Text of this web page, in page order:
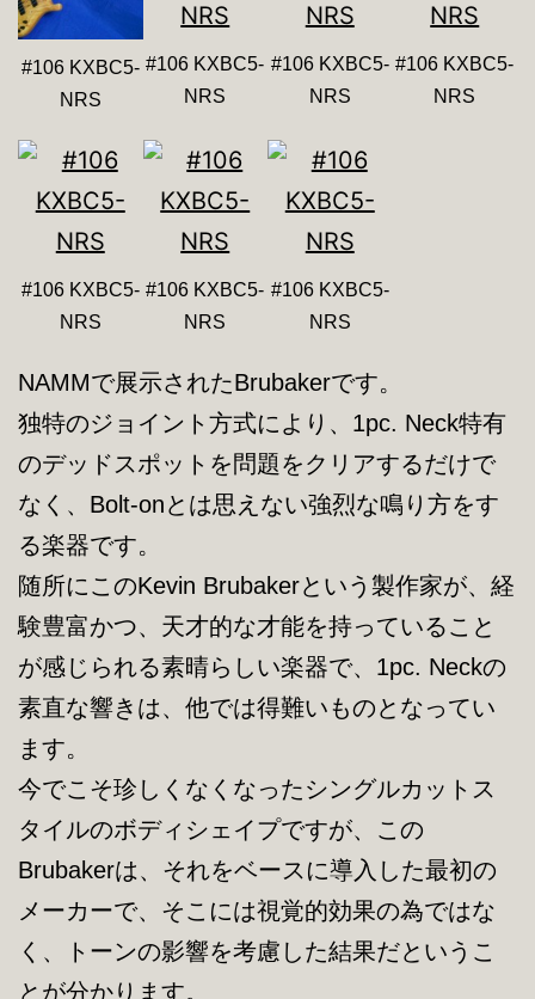
#106 KXBC5-
NRS
#106 KXBC5-
NRS
#106 KXBC5-
NRS
#106 KXBC5-
NRS
#106 KXBC5-
NRS
#106 KXBC5-
NRS
#106 KXBC5-
NRS
NAMMで展示されたBrubakerです。
独特のジョイント方式により、1pc. Neck特有
のデッドスポットを問題をクリアするだけで
なく、Bolt-onとは思えない強烈な鳴り方をす
る楽器です。
随所にこのKevin Brubakerという製作家が、経
験豊富かつ、天才的な才能を持っていること
が感じられる素晴らしい楽器で、1pc. Neckの
素直な響きは、他では得難いものとなってい
ます。
今でこそ珍しくなくなったシングルカットス
タイルのボディシェイプですが、この
Brubakerは、それをベースに導入した最初の
メーカーで、そこには視覚的効果の為ではな
く、トーンの影響を考慮した結果だというこ
とが分かります。